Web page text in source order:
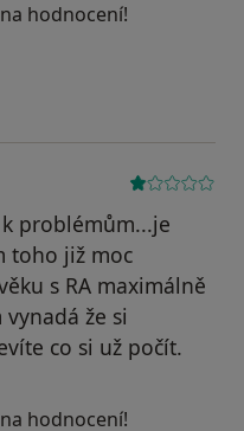
hodnocení!
problémům...je
toho již moc
s RA maximálně
že si
co si už počít.
Váš účet byl odstraněn
hodnocení!